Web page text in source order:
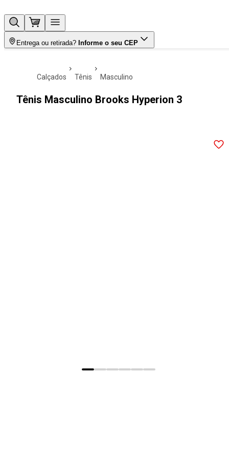
Entrega ou retirada? Informe o seu CEP
calçados tênis masculino
Tênis Masculino Brooks Hyperion 3